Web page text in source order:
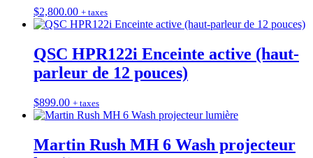
$2,800.00 + taxes
QSC HPR122i Enceinte active (haut-
parleur de 12 pouces)
$899.00 + taxes
Martin Rush MH 6 Wash projecteur